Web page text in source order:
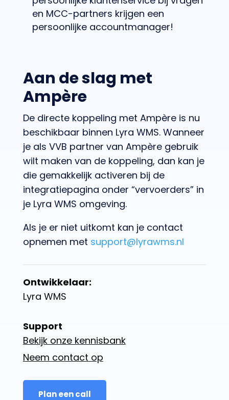
en MCC-partners krijgen een
persoonlijke accountmanager!
Aan de slag met
Ampère
De directe koppeling met Ampère is nu
beschikbaar binnen Lyra WMS. Wanneer
je als VVB partner van Ampère gebruik
wilt maken van de koppeling, dan kan je
die gemakkelijk activeren bij de
integratiepagina onder “vervoerders” in
je Lyra WMS omgeving.
Als je er niet uitkomt kan je contact
opnemen met support@lyrawms.nl
Ontwikkelaar:
Lyra WMS
Support
Bekijk onze kennisbank
Neem contact op
Plan een call